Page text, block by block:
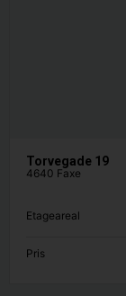
Torvegade 19
4640 Faxe
Etageareal
Pris